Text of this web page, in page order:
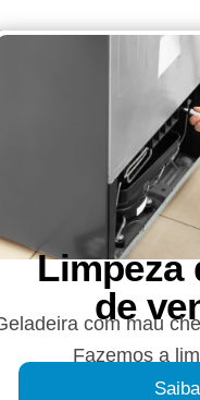
Limpeza
de
com mau
Fazemos a